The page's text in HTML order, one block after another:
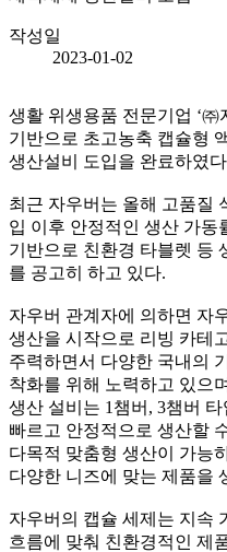
작성일
2023-01-02
생활 위생용품 전문기업 ‘
기반으로 초고농축 캡슐형
생산설비 도입을 완료하였
최근 자우버는 올해 고품질
입 이후 안정적인 생산 가동
기반으로 친환경 타블렛 등
를 공고히 하고 있다.
자우버 관계자에 의하면 자
생산을 시작으로 리빙 카테
주력하면서 다양한 국내의
착화를 위해 노력하고 있으
생산 설비는 1챔버, 3챔버
빠르고 안정적으로 생산할
다목적 맞춤형 생산이 가능
다양한 니즈에 맞는 제품을
자우버의 캡슐 세제는 지속
흐름에 맞춰 친환경적인 제